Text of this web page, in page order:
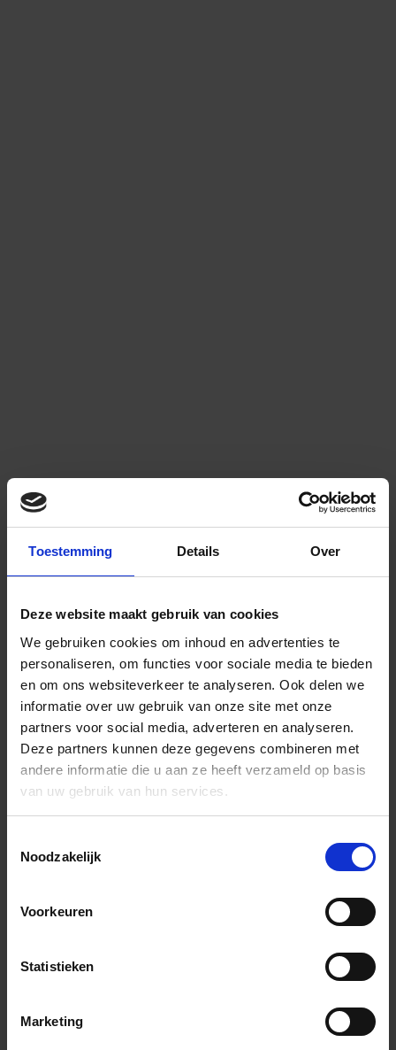
Toestemming Details Over
Deze website maakt gebruik van cookies
We gebruiken cookies om inhoud en advertenties te
personaliseren, om functies voor sociale media te bieden
en om ons websiteverkeer te analyseren. Ook delen we
informatie over uw gebruik van onze site met onze
partners voor social media, adverteren en analyseren.
Deze partners kunnen deze gegevens combineren met
andere informatie die u aan ze heeft verzameld op basis
van uw gebruik van hun services.
Noodzakelijk
Voorkeuren
Statistieken
Marketing